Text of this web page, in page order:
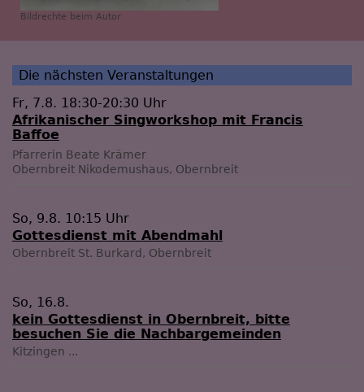
Bildrechte beim Autor
Die nächsten Veranstaltungen
Fr, 7.8. 18:30-20:30 Uhr
Afrikanischer Singworkshop mit Francis
Baffoe
Pfarrerin Beate Krämer
Obernbreit Nikodemushaus, Obernbreit
So, 9.8. 10:15 Uhr
Gottesdienst mit Abendmahl
Obernbreit St. Burkard, Obernbreit
So, 16.8.
kein Gottesdienst in Obernbreit, bitte
besuchen Sie die Nachbargemeinden
Kitzingen ...